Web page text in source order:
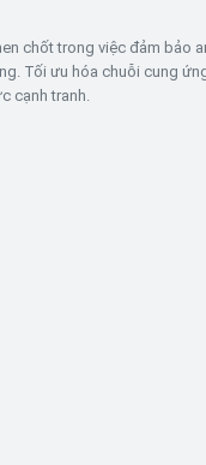
chốt trong việc đảm bảo
Tối ưu hóa chuỗi cung
cạnh tranh.